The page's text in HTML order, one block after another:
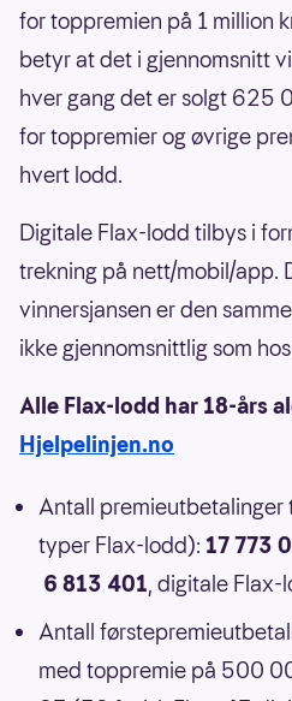
for toppremien på 1 million
betyr at det i gjennomsnitt
hver gang det er solgt 625
for toppremier og øvrige
hvert lodd.
Digitale Flax-lodd tilbys i
trekning på nett/mobil/app.
vinnersjansen er den
ikke gjennomsnittlig som
Alle Flax-lodd har 18-års
Hjelpelinjen.no
Antall
typer Flax-lodd): 17 773
6 813 401, digitale Flax-
Antall
med toppremie på 500